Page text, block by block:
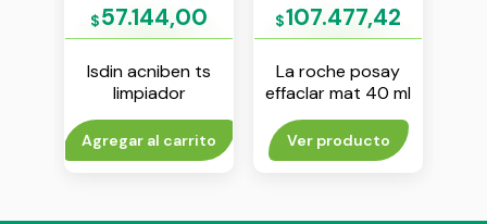
$57.144,00
Isdin acniben ts
limpiador
purificante espuma
150 ml
Agregar al carrito
$107.477,42
La roche posay
effaclar mat 40 ml
Ver producto